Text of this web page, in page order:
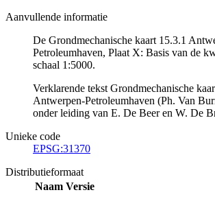
Aanvullende informatie
De Grondmechanische kaart 15.3.1
Petroleumhaven, Plaat X: Basis van de
schaal 1:5000.
Verklarende tekst Grondmechanische
Antwerpen-Petroleumhaven (Ph. Van
onder leiding van E. De Beer en W. De
Unieke code
EPSG:31370
Distributieformaat
Naam Versie